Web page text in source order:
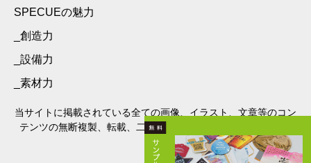
SPECUEの魅力
_創造力
_設備力
_素材力
当サイトに掲載されている全ての画像、イラスト、文章等のコン
テンツの無断複製、転載、二次利用、加工、配布等を禁止しま
す。